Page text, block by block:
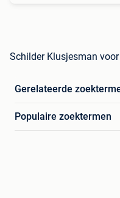
Schilder Klusjesman
Gerelateerde
Populaire zoektermen